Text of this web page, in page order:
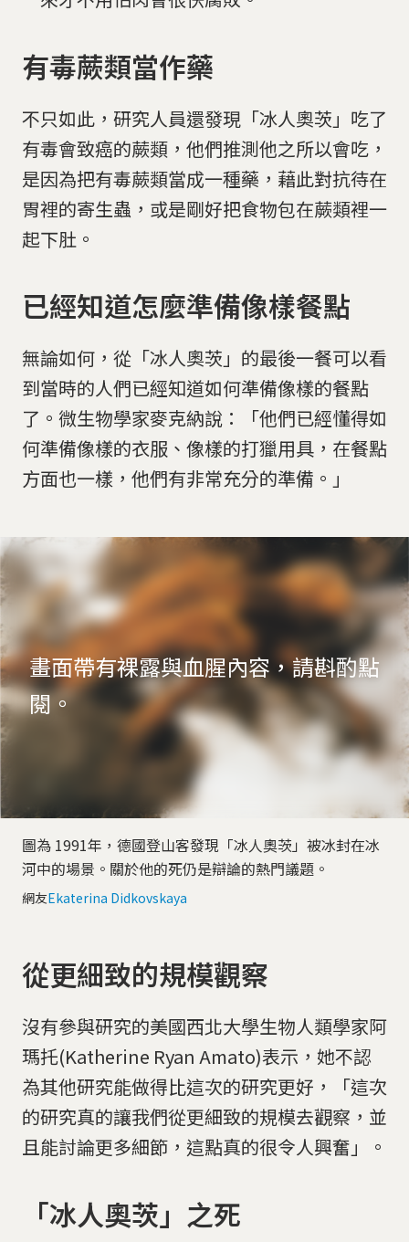
有毒蕨類當作藥
不只如此，研究人員還發現「冰人奧茨」吃了
有毒會致癌的蕨類，他們推測他之所以會吃，
是因為把有毒蕨類當成一種藥，藉此對抗待在
胃裡的寄生蟲，或是剛好把食物包在蕨類裡一
起下肚。
已經知道怎麼準備像樣餐點
無論如何，從「冰人奧茨」的最後一餐可以看
到當時的人們已經知道如何準備像樣的餐點
了。微生物學家麥克納說：「他們已經懂得如
何準備像樣的衣服、像樣的打獵用具，在餐點
方面也一樣，他們有非常充分的準備。」
畫面帶有裸露與血腥內容，請斟酌點
閱。
圖為 1991年，德國登山客發現「冰人奧茨」被冰封在冰
河中的場景。關於他的死仍是辯論的熱門議題。
網友Ekaterina Didkovskaya
從更細致的規模觀察
沒有參與研究的美國西北大學生物人類學家阿
瑪托(Katherine Ryan Amato)表示，她不認
為其他研究能做得比這次的研究更好，「這次
的研究真的讓我們從更細致的規模去觀察，並
且能討論更多細節，這點真的很令人興奮」。
「冰人奧茨」之死